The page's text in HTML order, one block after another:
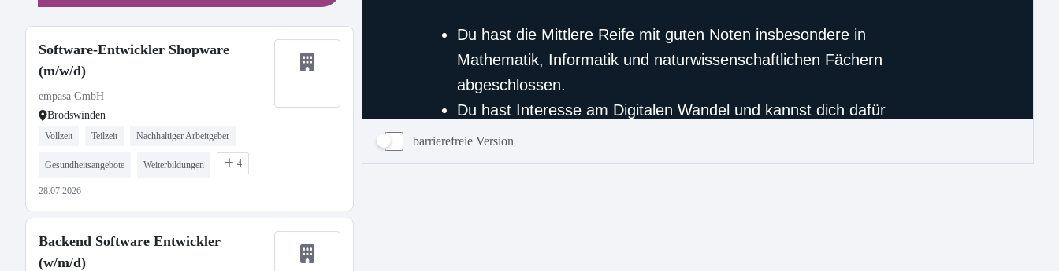
Software-Entwickler Shopware
(m/w/d)
empasa GmbH
Brodswinden
Vollzeit Teilzeit Nachhaltiger Arbeitgeber
Gesundheitsangebote Weiterbildungen 4
28.07.2026
Backend Software Entwickler
(w/m/d)
barrierefreie Version